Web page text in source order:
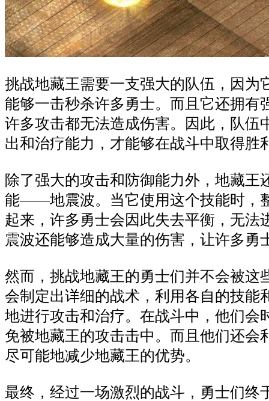
挑战地藏王需要一支强大的队伍，因为
能够一击秒杀许多勇士。而且它还拥有
许多攻击都无法造成伤害。因此，队伍
出和治疗能力，才能够在战斗中取得胜
除了强大的攻击和防御能力外，地藏王
能——地震波。当它使用这个技能时，
起来，许多勇士会因此失去平衡，无法
震波还能够造成大量的伤害，让许多勇
然而，挑战地藏王的勇士们并不会被这
会制定出详细的战术，利用各自的技能
地进行攻击和治疗。在战斗中，他们会
免被地藏王的攻击击中。而且他们还会
尽可能地减少地藏王的优势。
最终，经过一场激烈的战斗，勇士们终